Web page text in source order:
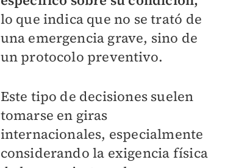
lo que indica que no se trató de
una emergencia grave, sino de
un protocolo preventivo.
Este tipo de decisiones suelen
tomarse en giras
internacionales, especialmente
considerando la exigencia física